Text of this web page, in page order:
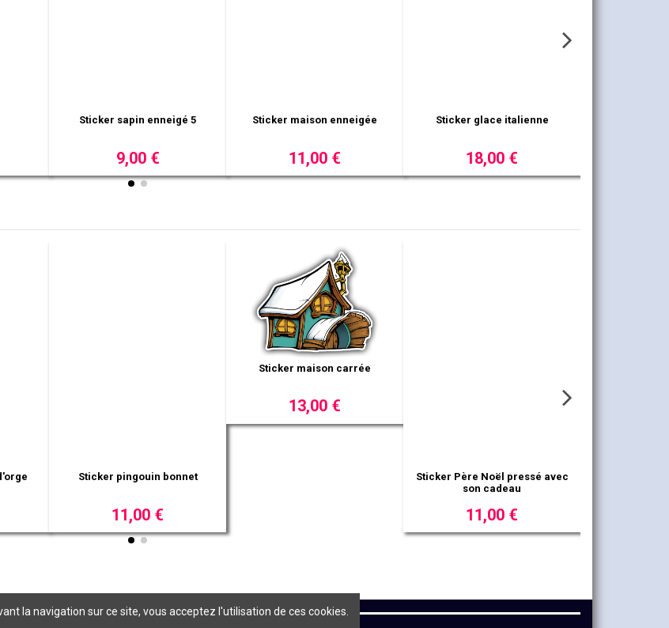
Sticker sapin design
29,00 €
Sticker glace bonbon
19,00 €
Sticker fleur lotus
10,00 €
Sticker igloo 1
33,00 €
Informations légales
la navigation sur ce site, vous acceptez l'utilisation de ces cookies.